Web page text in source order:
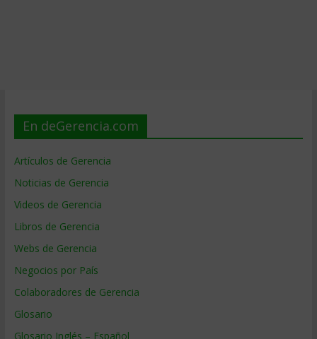
En deGerencia.com
Artículos de Gerencia
Noticias de Gerencia
Videos de Gerencia
Libros de Gerencia
Webs de Gerencia
Negocios por País
Colaboradores de Gerencia
Glosario
Glosario Inglés – Español